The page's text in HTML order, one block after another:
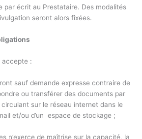
par écrit au Prestataire. Des modalités
seront alors fixées.
accepte :
sauf demande expresse contraire de
ou transférer des documents par
sur le réseau internet dans le
et/ou d’un espace de stockage ;
n’exerce de maîtrise sur la capacité, la